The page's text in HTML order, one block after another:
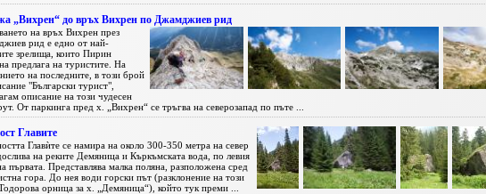
„Вихрен“ до връх Вихрен по Джамджиев рид
на връх Вихрен през
рид е едно от най-
зрелища, които Пирин
предлага на туристите. На
на последните, в този брой
"Български турист",
описание на този чудесен
От паркинга пред х. „Вихрен“ се тръгва на северозапад по пъте ...
Главите
Главѝте се намира на около 300-350 метра на север
на реките Демяница и Къркъмската вода, по левия
първата. Представлява малка поляна, разположена сред
гора. До нея води горски път (разклонение на този
орница за х. „Демяница“), който тук преми ...